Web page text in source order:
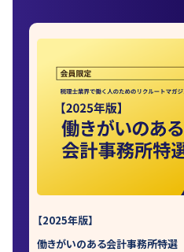
【2025年版】
働きがいのある会計事務所特選